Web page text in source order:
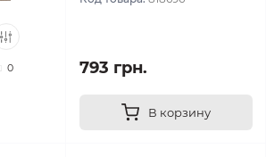
0 793 грн.
В корзину